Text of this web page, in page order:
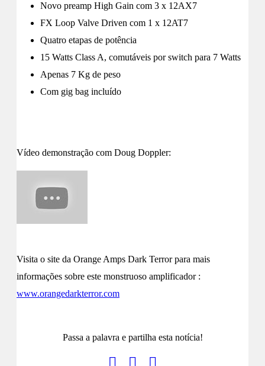
Novo preamp High Gain com 3 x 12AX7
FX Loop Valve Driven com 1 x 12AT7
Quatro etapas de potência
15 Watts Class A, comutáveis por switch para 7 Watts
Apenas 7 Kg de peso
Com gig bag incluído
Vídeo demonstração com Doug Doppler:
Visita o site da Orange Amps Dark Terror para mais
informações sobre este monstruoso amplificador :
www.orangedarkterror.com
Passa a palavra e partilha esta notícia!